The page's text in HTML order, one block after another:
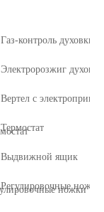
Газ-контроль духовки
Электророзжиг духовки
Вертел с
Термостат
Выдвижной ящик
Регулировочные ножки